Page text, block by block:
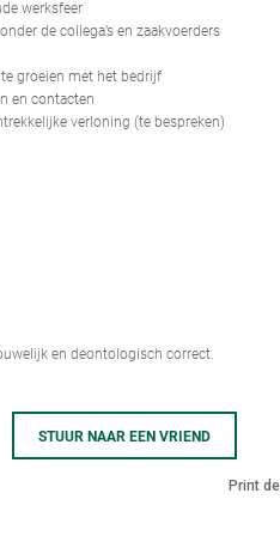
werksfeer
de collega’s en zaakvoerders
groeien met het bedrijf
en contacten
verloning (te bespreken)
en deontologisch correct.
STUUR NAAR EEN VRIEND
Print